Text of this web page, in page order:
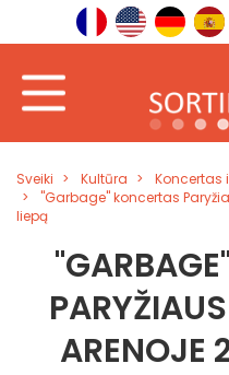
Sveiki Kultūra
Koncertas
"Garbage" koncertas
liepą
ARENOJE